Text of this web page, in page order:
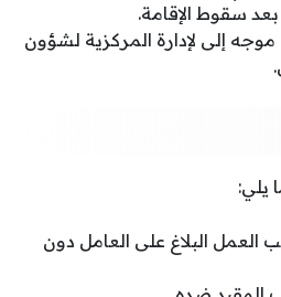
بعد سقوط الإقامة.
موجه إلى لإدارة المركزية لشؤون
يلي:
مرور 60 يومًا من تسجيل صاحب العمل البلاغ على العامل دون